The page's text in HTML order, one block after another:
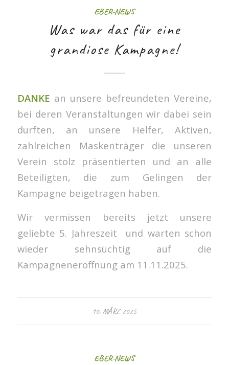
EBER-NEWS
Was war das für eine
grandiose Kampagne!
DANKE an unsere befreundeten Vereine,
bei deren Veranstaltungen wir dabei sein
durften, an unsere Helfer, Aktiven,
zahlreichen Maskenträger die unseren
Verein stolz präsentierten und an alle
Beteiligten, die zum Gelingen der
Kampagne beigetragen haben.
Wir vermissen bereits jetzt unsere
geliebte 5. Jahreszeit und warten schon
wieder sehnsüchtig auf die
Kampagneneröffnung am 11.11.2025.
10. MÄRZ 2025
EBER-NEWS